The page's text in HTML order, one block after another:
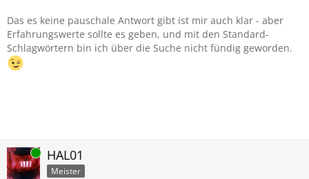
Das es keine pauschale Antwort gibt ist mir auch klar - aber
Erfahrungswerte sollte es geben, und mit den Standard-
Schlagwörtern bin ich über die Suche nicht fündig geworden.
Online HAL01
Meister